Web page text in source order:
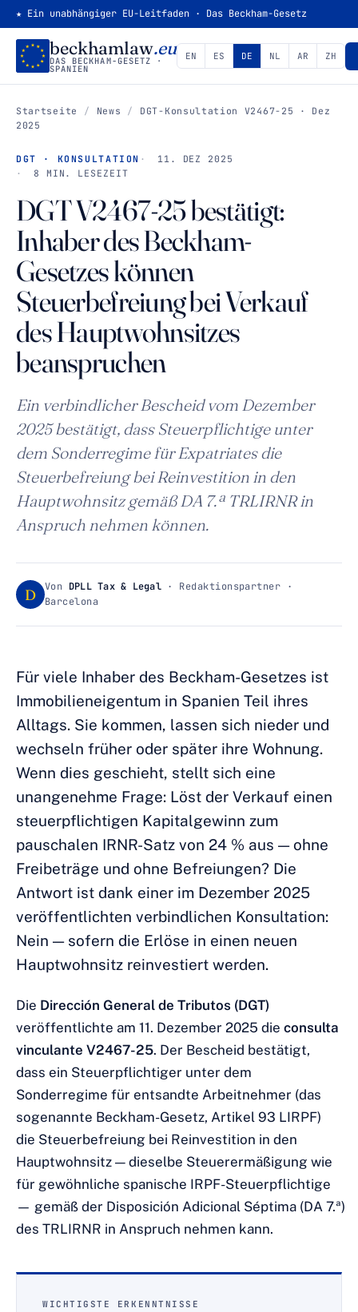
★ Ein unabhängiger EU-Leitfaden · Das Beckham-Gesetz
beckhamlaw.eu
DAS BECKHAM-GESETZ ·
SPANIEN
EN ES DE NL AR ZH
Startseite / News /
DGT-Konsultation V2467-25 · Dez
2025
DGT · KONSULTATION
11. DEZ 2025
8 MIN. LESEZEIT
DGT V2467-25 bestätigt:
Inhaber des Beckham-
Gesetzes können
Steuerbefreiung bei Verkauf
des Hauptwohnsitzes
beanspruchen
Ein verbindlicher Bescheid vom Dezember
2025 bestätigt, dass Steuerpflichtige unter
dem Sonderregime für Expatriates die
Steuerbefreiung bei Reinvestition in den
Hauptwohnsitz gemäß DA 7.ª TRLIRNR in
Anspruch nehmen können.
D Von DPLL Tax & Legal· Redaktionspartner ·
Barcelona
Für viele Inhaber des Beckham-Gesetzes ist
Immobilieneigentum in Spanien Teil ihres
Alltags. Sie kommen, lassen sich nieder und
wechseln früher oder später ihre Wohnung.
Wenn dies geschieht, stellt sich eine
unangenehme Frage: Löst der Verkauf einen
steuerpflichtigen Kapitalgewinn zum
pauschalen IRNR-Satz von 24 % aus — ohne
Freibeträge und ohne Befreiungen? Die
Antwort ist dank einer im Dezember 2025
veröffentlichten verbindlichen Konsultation:
Nein — sofern die Erlöse in einen neuen
Hauptwohnsitz reinvestiert werden.
Die Dirección General de Tributos (DGT)
veröffentlichte am 11. Dezember 2025 die consulta
vinculante V2467-25. Der Bescheid bestätigt,
dass ein Steuerpflichtiger unter dem
Sonderregime für entsandte Arbeitnehmer (das
sogenannte Beckham-Gesetz, Artikel 93 LIRPF)
die Steuerbefreiung bei Reinvestition in den
Hauptwohnsitz — dieselbe Steuerermäßigung wie
für gewöhnliche spanische IRPF-Steuerpflichtige
— gemäß der Disposición Adicional Séptima (DA 7.ª)
des TRLIRNR in Anspruch nehmen kann.
WICHTIGSTE ERKENNTNISSE